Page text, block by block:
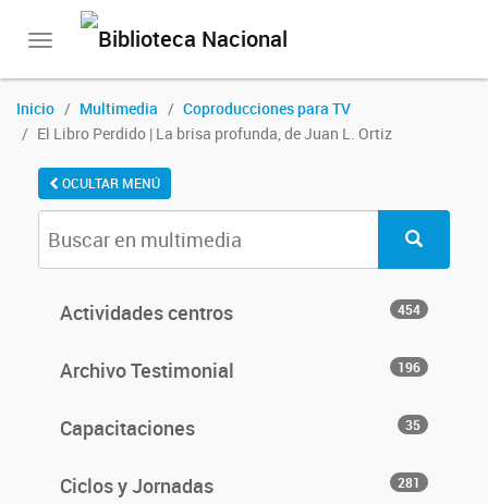
Toggle
Inicio Multimedia
Coproducciones para TV
El Libro Perdido | La brisa profunda, de Juan L. Ortiz
OCULTAR MENÚ
Actividades centros 454
Archivo Testimonial 196
Capacitaciones 35
Ciclos y Jornadas 281